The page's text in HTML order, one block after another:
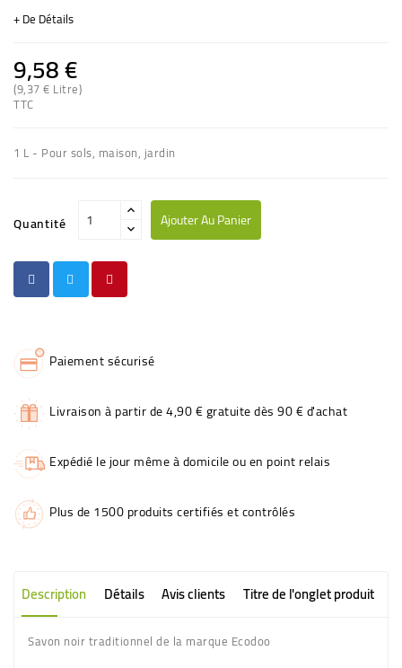
+ De Détails
9,58 €
(9,37 € Litre)
TTC
1 L - Pour sols, maison, jardin
Quantité Ajouter Au Panier
Paiement sécurisé
Livraison à partir de 4,90 € gratuite dès 90 € d'achat
Expédié le jour même à domicile ou en point relais
Plus de 1500 produits certifiés et contrôlés
Description Détails Avis clients Titre de l'onglet produit
Savon noir traditionnel de la marque Ecodoo